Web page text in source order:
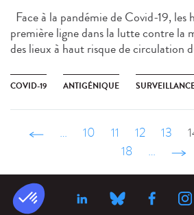
Face à la pandémie de Covid-19, les
première ligne dans la lutte contre la
des lieux à haut risque de circulation
COVID-19 ANTIGÉNIQUE
‹ précédent
… 10 11 12 13
18
…